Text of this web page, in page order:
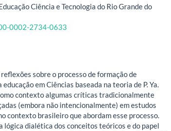
Ciência e Tecnologia do Rio Grande do
0002-2734-0633
sobre o processo de formação de
em Ciências baseada na teoria de P. Ya.
contexto algumas críticas tradicionalmente
(embora não intencionalmente) em estudos
contexto brasileiro que abordam esse processo.
lógica dialética dos conceitos teóricos e do papel